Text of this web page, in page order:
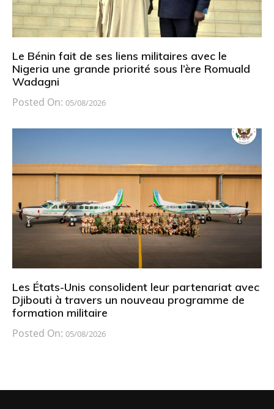
Le Bénin fait de ses liens militaires avec le
Nigeria une grande priorité sous l’ère Romuald
Wadagni
Posted On: 05/08/2026
Les États-Unis consolident leur partenariat avec
Djibouti à travers un nouveau programme de
formation militaire
Posted On: 05/08/2026